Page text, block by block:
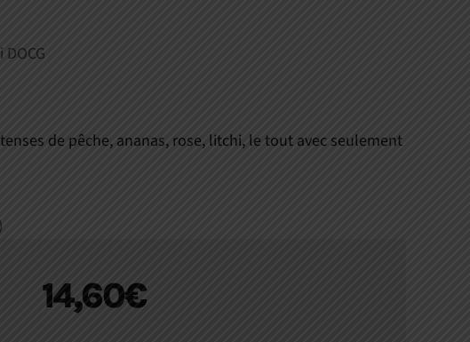
de pêche, ananas, rose, litchi, le tout avec seulement
14,60€